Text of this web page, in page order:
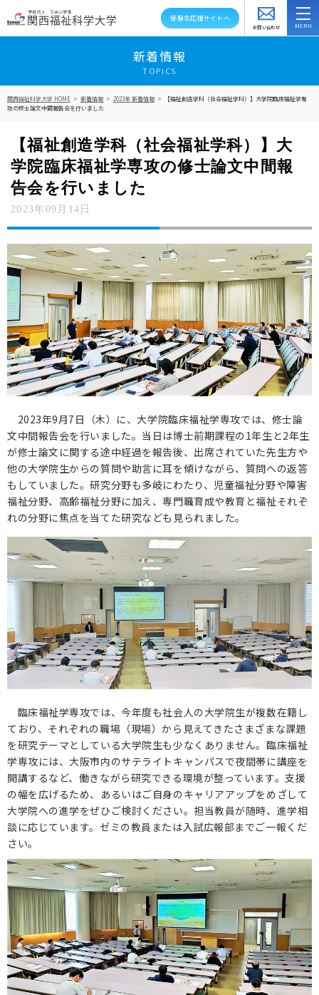
受験生応援サイトへ
お問い合わせ
アクセス
学部・学科・大学院
教員紹介
キャンパスライフ
資格就職キャリア
高大連携・地域連携
入試情報
在学生の方へ
保護者の方へ
卒業生の方へ
企業の方へ
地域・一般の方へ
新着情報
TOPICS
関西福祉科学大学 HOME > 新着情報 > 2023年 新着情報 >
【福祉創造学科（社会福祉学科）】大学院臨床福祉学専
攻の修士論文中間報告会を行いました
【福祉創造学科（社会福祉学科）】大
学院臨床福祉学専攻の修士論文中間報
告会を行いました
2023年09月14日
2023年9月7日（木）に、大学院臨床福祉学専攻では、修士論
文中間報告会を行いました。当日は博士前期課程の1年生と2年生
が修士論文に関する途中経過を報告後、出席されていた先生方や
他の大学院生からの質問や助言に耳を傾けながら、質問への返答
もしていました。研究分野も多岐にわたり、児童福祉分野や障害
福祉分野、高齢福祉分野に加え、専門職育成や教育と福祉それぞ
れの分野に焦点を当てた研究なども見られました。
臨床福祉学専攻では、今年度も社会人の大学院生が複数在籍し
ており、それぞれの職場（現場）から見えてきたさまざまな課題
を研究テーマとしている大学院生も少なくありません。臨床福祉
学専攻には、大阪市内のサテライトキャンパスで夜間帯に講座を
開講するなど、働きながら研究できる環境が整っています。支援
の幅を広げるため、あるいはご自身のキャリアアップをめざして
大学院への進学をぜひご検討ください。担当教員が随時、進学相
談に応じています。ゼミの教員または入試広報部までご一報くだ
さい。